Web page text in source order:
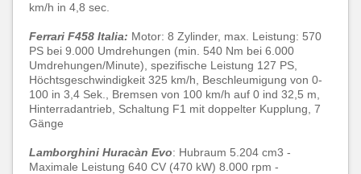
km/h in 4,8 sec.
Ferrari F458 Italia: Motor: 8 Zylinder, max. Leistung: 570
PS bei 9.000 Umdrehungen (min. 540 Nm bei 6.000
Umdrehungen/Minute), spezifische Leistung 127 PS,
Höchtsgeschwindigkeit 325 km/h, Beschleumigung von 0-
100 in 3,4 Sek., Bremsen von 100 km/h auf 0 ind 32,5 m,
Hinterradantrieb, Schaltung F1 mit doppelter Kupplung, 7
Gänge
Lamborghini Huracàn Evo: Hubraum 5.204 cm3 -
Maximale Leistung 640 CV (470 kW) 8.000 rpm -